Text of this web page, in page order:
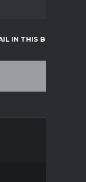
IN THIS BROWSER